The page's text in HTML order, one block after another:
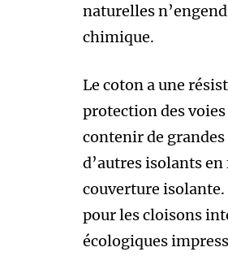
naturelles
chimique.
Le coton a une
protection des
contenir de
d’autres isolants
couverture
pour les cloisons
écologiques